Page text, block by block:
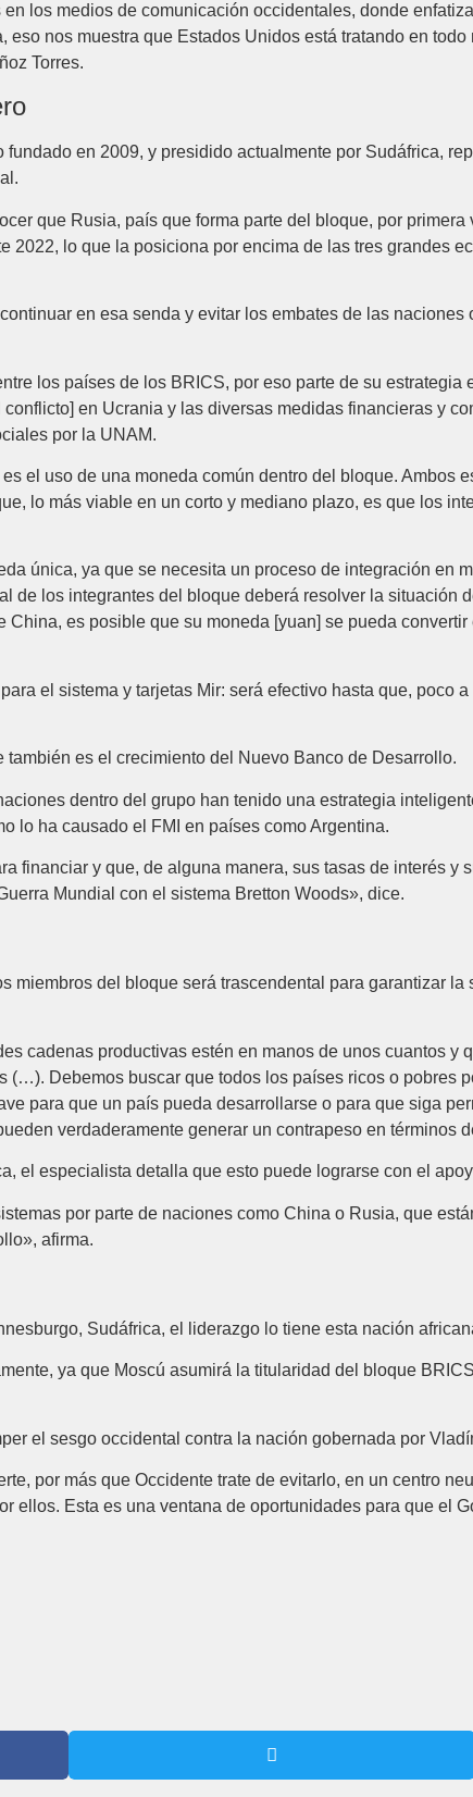
los medios de comunicación occidentales, donde
eso nos muestra que Estados Unidos está tratando en
Torres.
en 2009, y presidido actualmente por Sudáfrica,
que Rusia, país que forma parte del bloque, por
2022, lo que la posiciona por encima de las tres grandes
en esa senda y evitar los embates de las
los países de los BRICS, por eso parte de su
en Ucrania y las diversas medidas financieras y
por la UNAM.
el uso de una moneda común dentro del bloque. Ambos
lo más viable en un corto y mediano plazo, es que los
única, ya que se necesita un proceso de integración en
de los integrantes del bloque deberá resolver la situación
es posible que su moneda [yuan] se pueda
el sistema y tarjetas Mir: será efectivo hasta que, poco
es el crecimiento del Nuevo Banco de Desarrollo.
dentro del grupo han tenido una estrategia
lo ha causado el FMI en países como Argentina.
financiar y que, de alguna manera, sus tasas de interés y
Mundial con el sistema Bretton Woods», dice.
miembros del bloque será trascendental para garantizar
cadenas productivas estén en manos de unos cuantos y
(…). Debemos buscar que todos los países ricos o pobres
para que un país pueda desarrollarse o para que siga
verdaderamente generar un contrapeso en términos
el especialista detalla que esto puede lograrse con el
por parte de naciones como China o Rusia, que
afirma.
Sudáfrica, el liderazgo lo tiene esta nación
ya que Moscú asumirá la titularidad del bloque
el sesgo occidental contra la nación gobernada por
por más que Occidente trate de evitarlo, en un centro
ellos. Esta es una ventana de oportunidades para que el